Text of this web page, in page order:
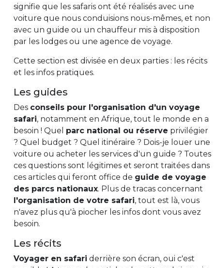
signifie que les safaris ont été réalisés avec une
voiture que nous conduisions nous-mêmes, et non
avec un guide ou un chauffeur mis à disposition
par les lodges ou une agence de voyage.
Cette section est divisée en deux parties : les récits
et les infos pratiques.
Les guides
Des conseils pour l'organisation d'un voyage
safari, notamment en Afrique, tout le monde en a
besoin ! Quel parc national ou réserve privilégier
? Quel budget ? Quel itinéraire ? Dois-je louer une
voiture ou acheter les services d'un guide ? Toutes
ces questions sont légitimes et seront traitées dans
ces articles qui feront office de guide de voyage
des parcs nationaux. Plus de tracas concernant
l'organisation de votre safari, tout est là, vous
n'avez plus qu'à piocher les infos dont vous avez
besoin.
Les récits
Voyager en safari derrière son écran, oui c'est